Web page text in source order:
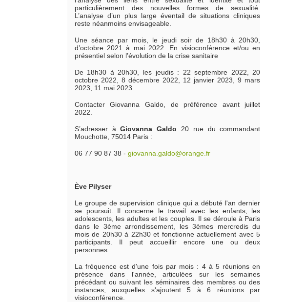
particulièrement des nouvelles formes de sexualité.
L’analyse d’un plus large éventail de situations cliniques
reste néanmoins envisageable.
Une séance par mois, le jeudi soir de 18h30 à 20h30,
d’octobre 2021 à mai 2022. En visioconférence et/ou en
présentiel selon l’évolution de la crise sanitaire
De 18h30 à 20h30, les jeudis : 22 septembre 2022, 20
octobre 2022, 8 décembre 2022, 12 janvier 2023, 9 mars
2023, 11 mai 2023.
Contacter Giovanna Galdo, de préférence avant juillet
2022.
S’adresser àGiovanna Galdo 20 rue du commandant
Mouchotte, 75014 Paris :
06 77 90 87 38 - giovanna.galdo@orange.fr
Ève Pilyser
Le groupe de supervision clinique qui a débuté l'an dernier
se poursuit. Il concerne le travail avec les enfants, les
adolescents, les adultes et les couples. Il se déroule à Paris
dans le 3ème arrondissement, les 3èmes mercredis du
mois de 20h30 à 22h30 et fonctionne actuellement avec 5
participants. Il peut accueillir encore une ou deux
personnes.
La fréquence est d'une fois par mois : 4 à 5 réunions en
présence dans l'année, articulées sur les semaines
précédant ou suivant les séminaires des membres ou des
instances, auxquelles s'ajoutent 5 à 6 réunions par
visioconférence.